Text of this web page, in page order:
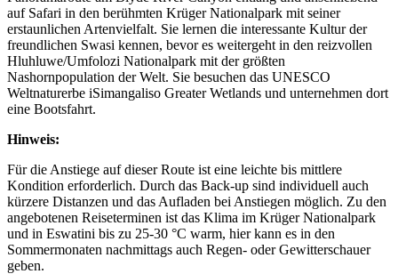
auf Safari in den berühmten Krüger Nationalpark mit seiner
erstaunlichen Artenvielfalt. Sie lernen die interessante Kultur der
freundlichen Swasi kennen, bevor es weitergeht in den reizvollen
Hluhluwe/Umfolozi Nationalpark mit der größten
Nashornpopulation der Welt. Sie besuchen das UNESCO
Weltnaturerbe iSimangaliso Greater Wetlands und unternehmen dort
eine Bootsfahrt.
Hinweis:
Für die Anstiege auf dieser Route ist eine leichte bis mittlere
Kondition erforderlich. Durch das Back-up sind individuell auch
kürzere Distanzen und das Aufladen bei Anstiegen möglich. Zu den
angebotenen Reiseterminen ist das Klima im Krüger Nationalpark
und in Eswatini bis zu 25-30 °C warm, hier kann es in den
Sommermonaten nachmittags auch Regen- oder Gewitterschauer
geben.